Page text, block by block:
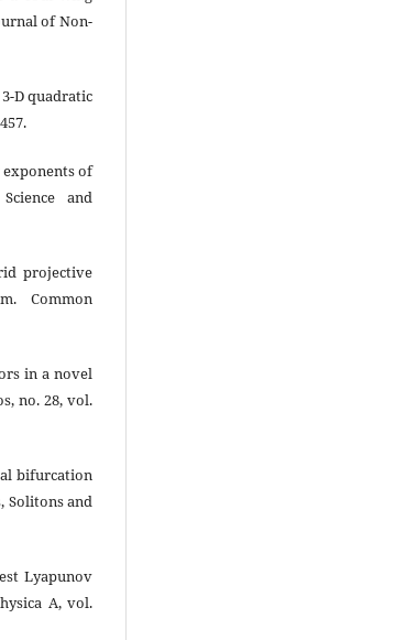
of Non-
D quadratic
exponents of
and
projective
Common
in a novel
no. 28, vol.
bifurcation
Solitons and
Lyapunov
A, vol.